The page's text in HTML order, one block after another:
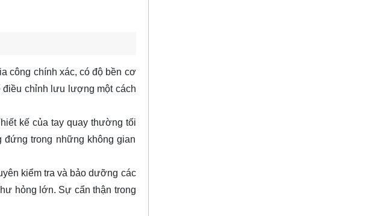
công chính xác, có độ bền cơ
điều chỉnh lưu lượng một cách
kế của tay quay thường tối
trong những không gian
kiểm tra và bảo dưỡng các
hỏng lớn. Sự cẩn thận trong